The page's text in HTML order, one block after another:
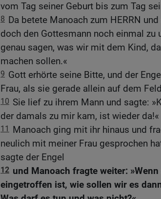
vom Tag seiner Geburt bis zum Tag
8 Da betete Manoach zum HERRN
doch den Gottesmann noch einmal zu
genau sagen, was wir mit dem Kind,
machen sollen.«
9 Gott erhörte seine Bitte, und der
Frau, als sie gerade allein auf dem
10 Sie lief zu ihrem Mann und sagte:
der damals zu mir kam, ist wieder da!«
11
Manoach ging mit ihr hinaus und
neulich mit meiner Frau gesprochen
sagte der Engel
12 und Manoach fragte weiter:
eingetroffen ist, wie sollen wir es